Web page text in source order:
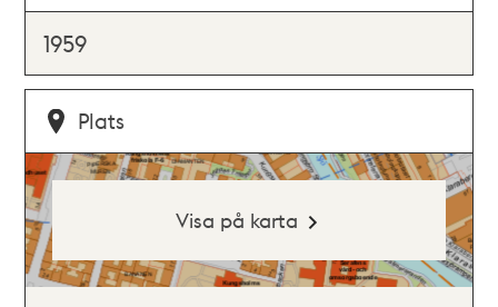
1959
Plats
Visa på karta